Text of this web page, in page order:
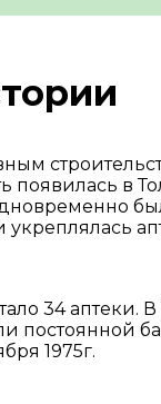
появилась в
34 аптеки.
постоянной
1975г.